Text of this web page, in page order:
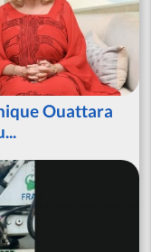
Ouattara